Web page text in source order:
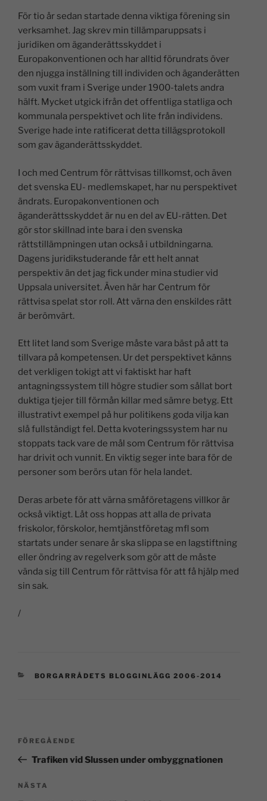
n
k
e
dI
n
c
e
b
o
o
k
at
s
A
p
p
p
y
Li
n
k
ai
l
a
För tio år sedan startade denna viktiga förening sin
verksamhet. Jag skrev min tillämparuppsats i
juridiken om äganderättsskyddet i
Europakonventionen och har alltid förundrats över
den njugga inställning till individen och äganderätten
som vuxit fram i Sverige under 1900-talets andra
hälft. Mycket utgick ifrån det offentliga statliga och
kommunala perspektivet och lite från individens.
Sverige hade inte ratificerat detta tillägsprotokoll
som gav äganderättsskyddet.
I och med Centrum för rättvisas tillkomst, och även
det svenska EU- medlemskapet, har nu perspektivet
ändrats. Europakonventionen och
äganderättsskyddet är nu en del av EU-rätten. Det
gör stor skillnad inte bara i den svenska
rättstillämpningen utan också i utbildningarna.
Dagens juridikstuderande får ett helt annat
perspektiv än det jag fick under mina studier vid
Uppsala universitet. Även här har Centrum för
rättvisa spelat stor roll. Att värna den enskildes rätt
är berömvärt.
Ett litet land som Sverige måste vara bäst på att ta
tillvara på kompetensen. Ur det perspektivet känns
det verkligen tokigt att vi faktiskt har haft
antagningssystem till högre studier som sållat bort
duktiga tjejer till förmån killar med sämre betyg. Ett
illustrativt exempel på hur politikens goda vilja kan
slå fullständigt fel. Detta kvoteringssystem har nu
stoppats tack vare de mål som Centrum för rättvisa
har drivit och vunnit. En viktig seger inte bara för de
personer som berörs utan för hela landet.
Deras arbete för att värna småföretagens villkor är
också viktigt. Låt oss hoppas att alla de privata
friskolor, förskolor, hemtjänstföretag mfl som
startats under senare år ska slippa se en lagstiftning
eller öndring av regelverk som gör att de måste
vända sig till Centrum för rättvisa för att få hjälp med
sin sak.
/
BORGARRÅDETS BLOGGINLÄGG 2006-2014
FÖREGÅENDE
Trafiken vid Slussen under ombyggnationen
NÄSTA